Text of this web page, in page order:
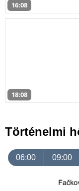
16:08
18:08
Történelmi
06:00 09:00